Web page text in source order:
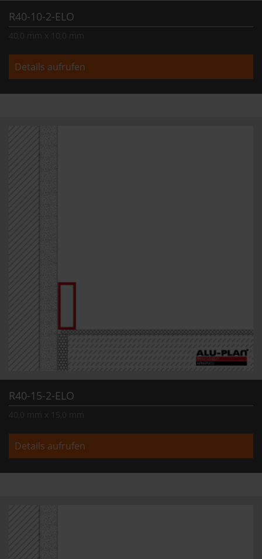
R40-10-2-ELO
Details aufrufen
R40-15-2-ELO
Details aufrufen